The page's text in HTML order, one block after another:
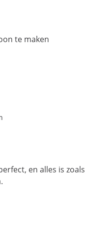
te maken
en alles is zoals